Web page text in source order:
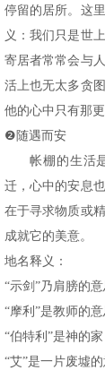
停留的居所。这
义：我们只是世
寄居者常常会与
活上也无太多贪
他的心中只有那
❷随遇而安
帐棚的生活
迁，心中的安息
在于寻求物质或
成就它的美意。
地名释义：
“示剑”乃肩膀的意
“摩利”是教师的意
“伯特利”是神的
“艾”是一片废墟的